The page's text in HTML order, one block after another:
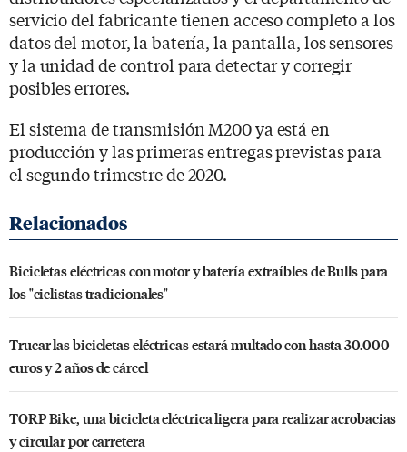
servicio del fabricante tienen acceso completo a los
datos del motor, la batería, la pantalla, los sensores
y la unidad de control para detectar y corregir
posibles errores.
El sistema de transmisión M200 ya está en
producción y las primeras entregas previstas para
el segundo trimestre de 2020.
Bicicletas eléctricas con motor y batería extraíbles de Bulls para
los "ciclistas tradicionales"
Trucar las bicicletas eléctricas estará multado con hasta 30.000
euros y 2 años de cárcel
TORP Bike, una bicicleta eléctrica ligera para realizar acrobacias
y circular por carretera